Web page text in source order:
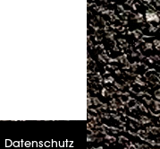
Datenschutz